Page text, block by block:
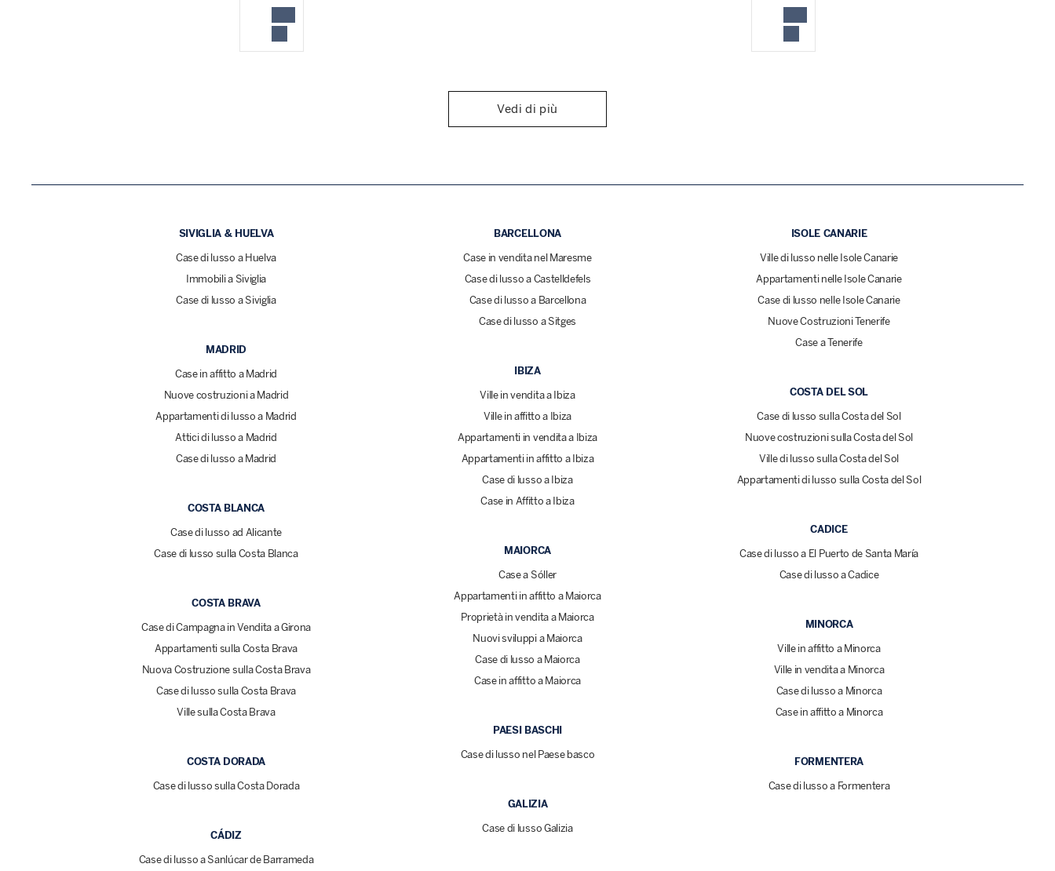
Vedi di più
SIVIGLIA & HUELVA
Case di lusso a Huelva
Immobili a Siviglia
Case di lusso a Siviglia
MADRID
Case in affitto a Madrid
Nuove costruzioni a Madrid
Appartamenti di lusso a Madrid
Attici di lusso a Madrid
Case di lusso a Madrid
COSTA BLANCA
Case di lusso ad Alicante
Case di lusso sulla Costa Blanca
COSTA BRAVA
Case di Campagna in Vendita a Girona
Appartamenti sulla Costa Brava
Nuova Costruzione sulla Costa Brava
Case di lusso sulla Costa Brava
Ville sulla Costa Brava
COSTA DORADA
Case di lusso sulla Costa Dorada
CÁDIZ
Case di lusso a Sanlúcar de Barrameda
BARCELLONA
Case in vendita nel Maresme
Case di lusso a Castelldefels
Case di lusso a Barcellona
Case di lusso a Sitges
IBIZA
Ville in vendita a Ibiza
Ville in affitto a Ibiza
Appartamenti in vendita a Ibiza
Appartamenti in affitto a Ibiza
Case di lusso a Ibiza
Case in Affitto a Ibiza
MAIORCA
Case a Sóller
Appartamenti in affitto a Maiorca
Proprietà in vendita a Maiorca
Nuovi sviluppi a Maiorca
Case di lusso a Maiorca
Case in affitto a Maiorca
PAESI BASCHI
Case di lusso nel Paese basco
GALIZIA
Case di lusso Galizia
ISOLE CANARIE
Ville di lusso nelle Isole Canarie
Appartamenti nelle Isole Canarie
Case di lusso nelle Isole Canarie
Nuove Costruzioni Tenerife
Case a Tenerife
COSTA DEL SOL
Case di lusso sulla Costa del Sol
Nuove costruzioni sulla Costa del Sol
Ville di lusso sulla Costa del Sol
Appartamenti di lusso sulla Costa del Sol
CADICE
Case di lusso a El Puerto de Santa María
Case di lusso a Cadice
MINORCA
Ville in affitto a Minorca
Ville in vendita a Minorca
Case di lusso a Minorca
Case in affitto a Minorca
FORMENTERA
Case di lusso a Formentera